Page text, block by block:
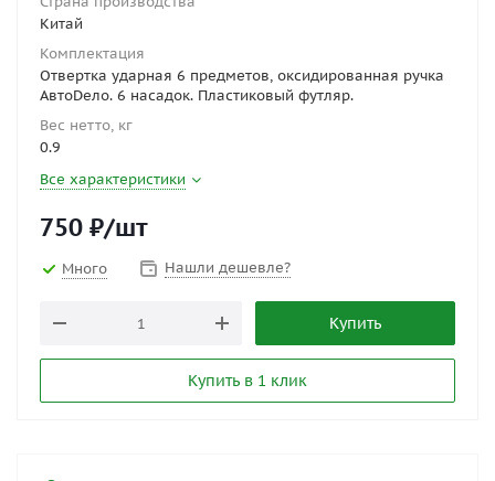
Китай
Комплектация
Отвертка ударная 6 предметов, оксидированная ручка
АвтоDело. 6 насадок. Пластиковый футляр.
Вес нетто, кг
0.9
Все характеристики
750 ₽/шт
Много Нашли дешевле?
Купить
Купить в 1 клик